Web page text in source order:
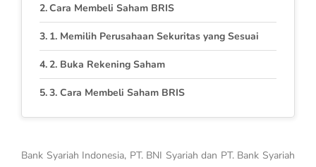
Cara Membeli Saham BRIS
1. Memilih Perusahaan Sekuritas yang Sesuai
2. Buka Rekening Saham
3. Cara Membeli Saham BRIS
Bank Syariah Indonesia, PT. BNI Syariah dan PT. Bank Syariah